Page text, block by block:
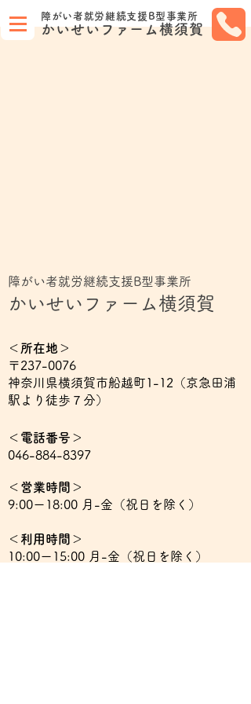
障がい者就労継続支援B型事業所
かいせいファーム横須賀
障がい者就労継続支援B型事業所
​かいせいファーム横須賀
​＜所在地＞
〒237-0076​
神奈川県横須賀市船越町1-12（京急田浦
駅より徒歩７分）
​＜電話番号＞
​046-884-8397
​＜営業時間＞
9:00ー18:00 月-金（祝日を除く）
​＜利用時間＞
10:00ー15:00 月-金（祝日を除く）